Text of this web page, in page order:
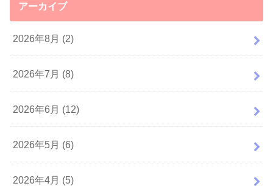
アーカイブ
2026年8月 (2)
2026年7月 (8)
2026年6月 (12)
2026年5月 (6)
2026年4月 (5)